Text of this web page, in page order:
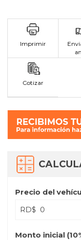
Imprimir
Cotizar
Precio del
RD$
Monto inicial (10